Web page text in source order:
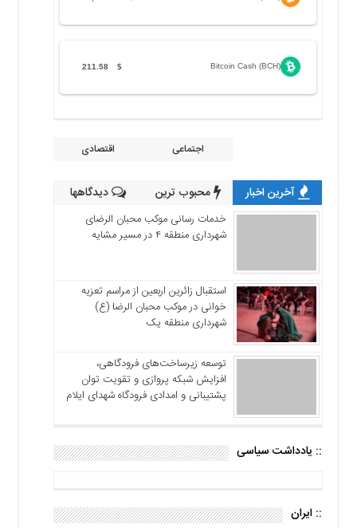
Bitcoin Cash (BCH)
$
211.58
اجتماعی اقتصادی
آخرین اخبار محبوب ترین دیدگاهها
خدمات رسانی موکب محبان الرضای
شهرداری منطقه ۴ در مسیر مشایه
استقبال زائرین اربعین از مراسم تعزیه
خوانی در موکب محبان الرضا (ع)
شهرداری منطقه یک
توسعه زیرساخت‌های فرودگاهی،
افزایش شبکه پروازی و تقویت توان
پشتیبانی و امدادی فرودگاه شهدای ایلام
:: یادداشت سیاسی
:: ایران